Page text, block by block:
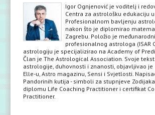
Igor Ognjenović je voditelj i
Centra za astrološku edukaciju
Profesionalnom bavljenju
nakon što je diplomirao
Zagrebu. Položio je
profesionalnog astrologa (ISAR
astrologiju je specijalizirao na Academy of
Član je The Astrological Association. Svoje
astrologije, duhovnosti i znanosti, objavljivao je
Elle-u, Astro magazinu, Sensi i Svjetlosti.
Pandorinih kutija - simboli za stupnjeve
diplomu Life Coaching Practitioner i certifikat
Practitioner.